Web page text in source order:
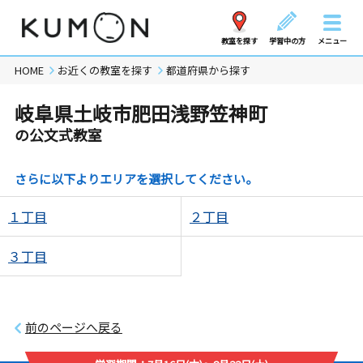
教室を探す 学習中の方 メニュー
HOME お近くの教室を探す 都道府県から探す
岐阜県土岐市肥田浅野笠神町
の公文式教室
さらに以下よりエリアを選択してください。
１丁目 ２丁目
３丁目
前のページへ戻る